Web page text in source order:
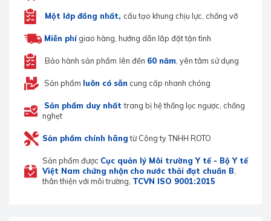
Một lớp đồng nhất, cấu tạo khung chịu lực, chống vỡ
Miễn phígiao hàng, hướng dẫn lắp đặt tận tình
Bảo hành sản phẩm lên đến 60 năm, yên tâm sử dụng
Sản phẩm luôn có sẵn cung cấp nhanh chóng
Sản phẩm duy nhấttrang bị hệ thống lọc ngược, chống
nghẹt
Sản phẩm chính hãngtừ Công ty TNHH ROTO
Sản phẩm được Cục quản lý Môi trường Y tế - Bộ Y tế
Việt Nam chứng nhận cho nước thải đạt chuẩn B,
thân thiện với môi trường, TCVN ISO 9001:2015